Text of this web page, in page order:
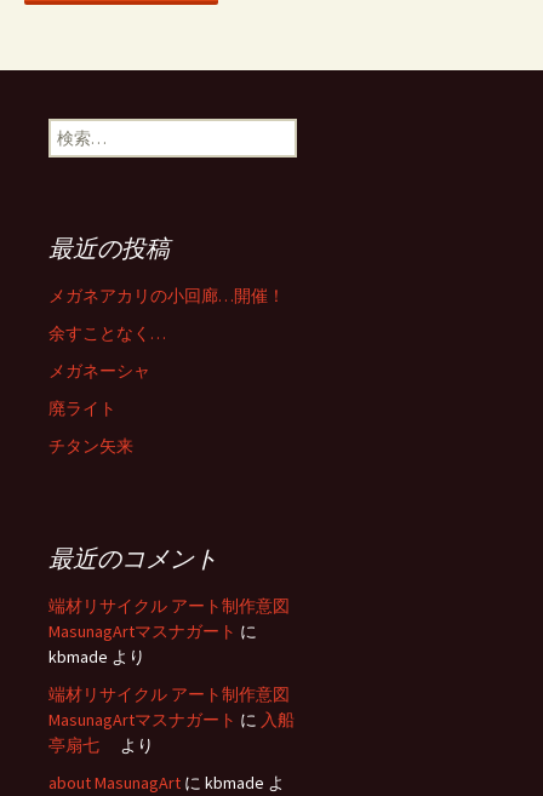
検
索:
最近の投稿
メガネアカリの小回廊…開催！
余すことなく…
メガネーシャ
廃ライト
チタン矢来
最近のコメント
端材リサイクル アート制作意図
MasunagArtマスナガート に
kbmade より
端材リサイクル アート制作意図
MasunagArtマスナガート に 入船
亭扇七
より
about MasunagArt に kbmade よ